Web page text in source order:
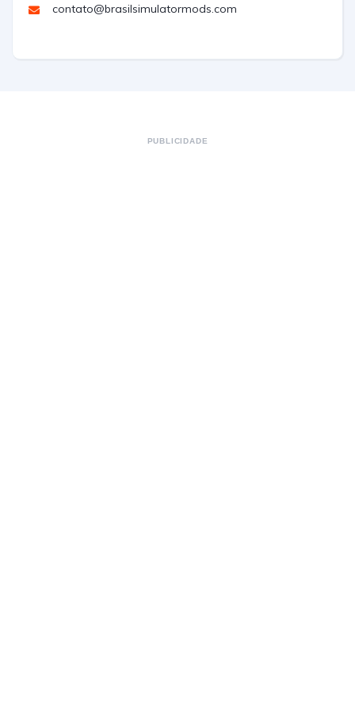
contato@brasilsimulatormods.com
PUBLICIDADE